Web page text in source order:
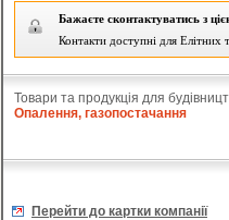
Бажаєте сконтактуватись з
Контакти доступні для Елітних
Товари та продукція для
Опалення, газопостачання
Перейти до картки компанії